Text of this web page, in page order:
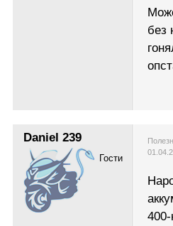
без
Daniel 239
Гости